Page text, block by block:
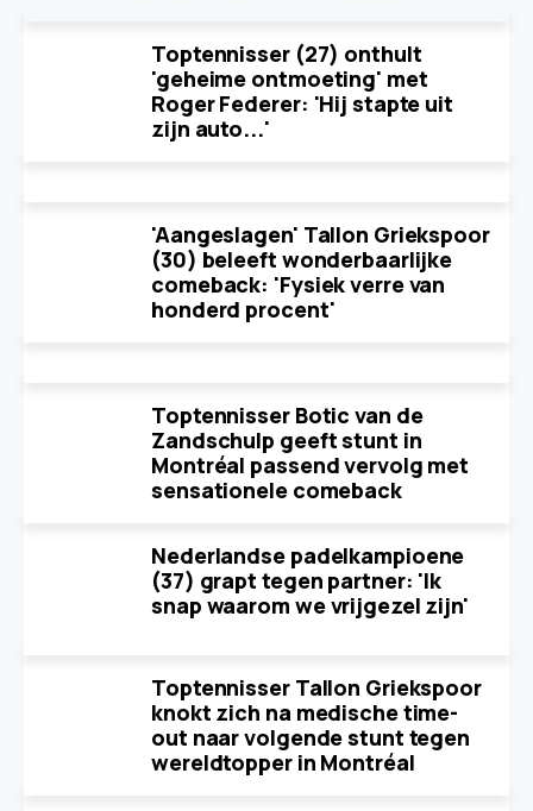
Toptennisser (27) onthult
'geheime ontmoeting' met
Roger Federer: 'Hij stapte uit
zijn auto...'
'Aangeslagen' Tallon Griekspoor
(30) beleeft wonderbaarlijke
comeback: 'Fysiek verre van
honderd procent'
Toptennisser Botic van de
Zandschulp geeft stunt in
Montréal passend vervolg met
sensationele comeback
Nederlandse padelkampioene
(37) grapt tegen partner: 'Ik
snap waarom we vrijgezel zijn'
Toptennisser Tallon Griekspoor
knokt zich na medische time-
out naar volgende stunt tegen
wereldtopper in Montréal